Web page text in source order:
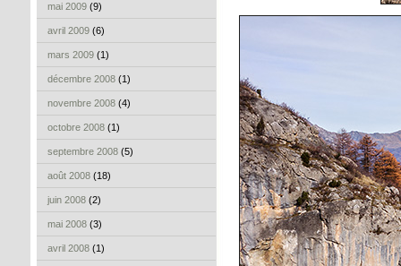
mai 2009 (9)
avril 2009 (6)
mars 2009 (1)
décembre 2008 (1)
novembre 2008 (4)
octobre 2008 (1)
septembre 2008 (5)
août 2008 (18)
juin 2008 (2)
mai 2008 (3)
avril 2008 (1)